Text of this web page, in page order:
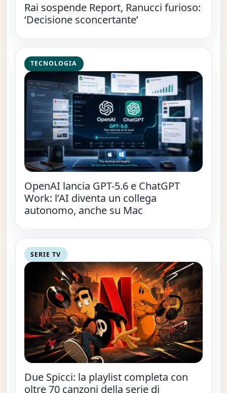
Rai sospende Report, Ranucci furioso:
‘Decisione sconcertante’
TECNOLOGIA
OpenAI lancia GPT-5.6 e ChatGPT
Work: l’AI diventa un collega
autonomo, anche su Mac
SERIE TV
Due Spicci: la playlist completa con
oltre 70 canzoni della serie di